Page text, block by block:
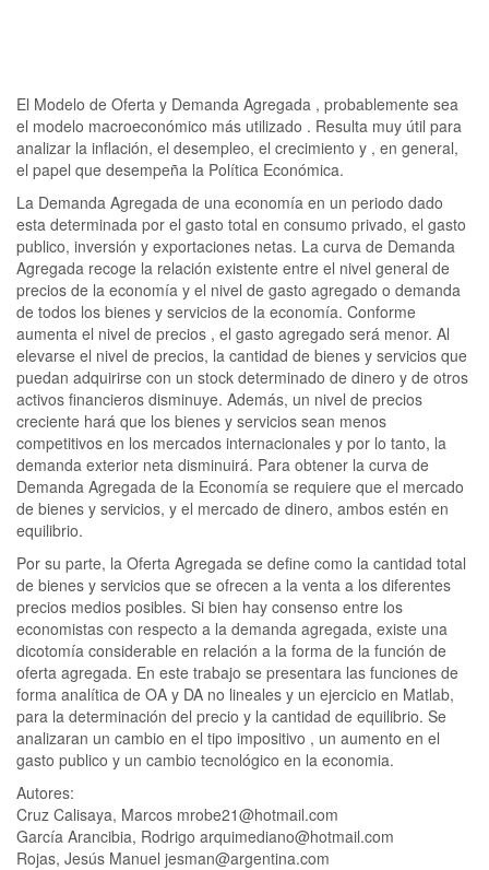
El Modelo de Oferta y Demanda Agregada , probablemente sea
el modelo macroeconómico más utilizado . Resulta muy útil para
analizar la inflación, el desempleo, el crecimiento y , en general,
el papel que desempeña la Política Económica.
La Demanda Agregada de una economía en un periodo dado
esta determinada por el gasto total en consumo privado, el gasto
publico, inversión y exportaciones netas. La curva de Demanda
Agregada recoge la relación existente entre el nivel general de
precios de la economía y el nivel de gasto agregado o demanda
de todos los bienes y servicios de la economía. Conforme
aumenta el nivel de precios , el gasto agregado será menor. Al
elevarse el nivel de precios, la cantidad de bienes y servicios que
puedan adquirirse con un stock determinado de dinero y de otros
activos financieros disminuye. Además, un nivel de precios
creciente hará que los bienes y servicios sean menos
competitivos en los mercados internacionales y por lo tanto, la
demanda exterior neta disminuirá. Para obtener la curva de
Demanda Agregada de la Economía se requiere que el mercado
de bienes y servicios, y el mercado de dinero, ambos estén en
equilibrio.
Por su parte, la Oferta Agregada se define como la cantidad total
de bienes y servicios que se ofrecen a la venta a los diferentes
precios medios posibles. Si bien hay consenso entre los
economistas con respecto a la demanda agregada, existe una
dicotomía considerable en relación a la forma de la función de
oferta agregada. En este trabajo se presentara las funciones de
forma analítica de OA y DA no lineales y un ejercicio en Matlab,
para la determinación del precio y la cantidad de equilibrio. Se
analizaran un cambio en el tipo impositivo , un aumento en el
gasto publico y un cambio tecnológico en la economia.
Autores:
Cruz Calisaya, Marcos mrobe21@hotmail.com
García Arancibia, Rodrigo arquimediano@hotmail.com
Rojas, Jesús Manuel jesman@argentina.com